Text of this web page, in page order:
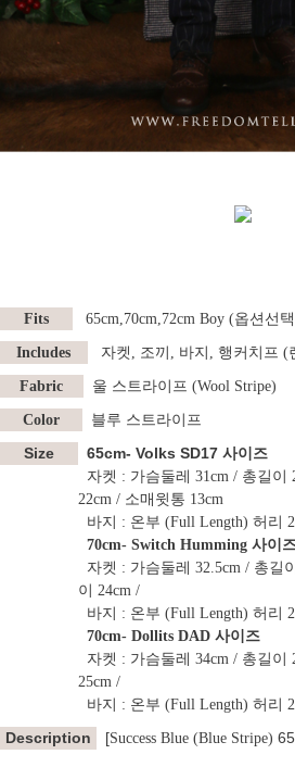
Fits 65cm,70cm,72cm Boy (옵션선
Includes 자켓 , 조끼 , 바지 , 행커치프 (
Fabric 울 스트라이프 (Wool Stripe)
Color 블루 스트라이프
Size 65cm- Volks SD17 사이즈
자켓 : 가슴둘레 31cm / 총길이
22cm / 소매윗통 13cm
바지 : 온부 (Full Length) 허리
70cm- Switch Humming 사이
자켓 : 가슴둘레 32.5cm / 총길
이 24cm /
바지 : 온부 (Full Length) 허리
70cm- Dollits DAD 사이즈
자켓 : 가슴둘레 34cm / 총길이
25cm /
바지 : 온부 (Full Length) 허리
Description [Success Blue (Blue Stripe)